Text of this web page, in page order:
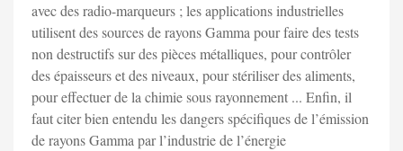
avec des radio-marqueurs ; les applications industrielles
utilisent des sources de rayons Gamma pour faire des tests
non destructifs sur des pièces métalliques, pour contrôler
des épaisseurs et des niveaux, pour stériliser des aliments,
pour effectuer de la chimie sous rayonnement ... Enfin, il
faut citer bien entendu les dangers spécifiques de l’émission
de rayons Gamma par l’industrie de l’énergie